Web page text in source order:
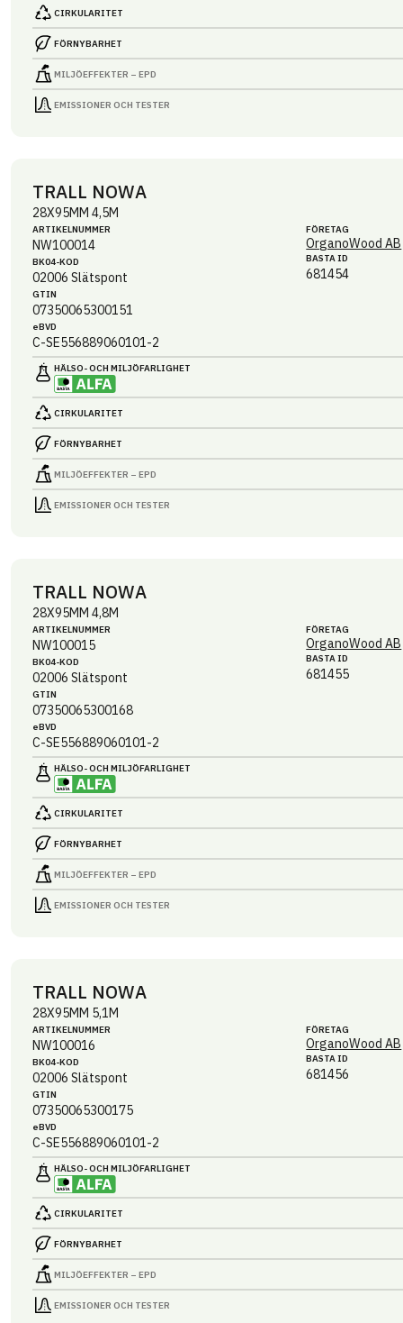
CIRKULARITET
FÖRNYBARHET
MILJÖEFFEKTER – EPD
EMISSIONER OCH TESTER
TRALL NOWA
28X95MM 4,5M
ARTIKEL­NUMMER
NW100014
BK04-KOD
02006 Slätspont
GTIN
07350065300151
eBVD
C-SE556889060101-2
FÖRETAG
OrganoWood AB
BASTA ID
681454
HÄLSO- OCH MILJÖ­FARLIGHET
CIRKULARITET
FÖRNYBARHET
MILJÖEFFEKTER – EPD
EMISSIONER OCH TESTER
TRALL NOWA
28X95MM 4,8M
ARTIKEL­NUMMER
NW100015
BK04-KOD
02006 Slätspont
GTIN
07350065300168
eBVD
C-SE556889060101-2
FÖRETAG
OrganoWood AB
BASTA ID
681455
HÄLSO- OCH MILJÖ­FARLIGHET
CIRKULARITET
FÖRNYBARHET
MILJÖEFFEKTER – EPD
EMISSIONER OCH TESTER
TRALL NOWA
28X95MM 5,1M
ARTIKEL­NUMMER
NW100016
BK04-KOD
02006 Slätspont
GTIN
07350065300175
eBVD
C-SE556889060101-2
FÖRETAG
OrganoWood AB
BASTA ID
681456
HÄLSO- OCH MILJÖ­FARLIGHET
CIRKULARITET
FÖRNYBARHET
MILJÖEFFEKTER – EPD
EMISSIONER OCH TESTER